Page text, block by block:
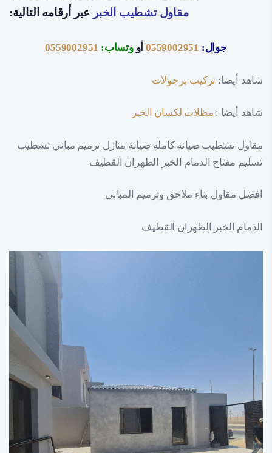
مقاول تشطيب الخبر عبر أرقامه التالية:
جوال: 0559002951 أووتساب: 0559002951
شاهد أيضا: تركيب برجولات
شاهد أيضا : مظلات لكسان الخبر
مقاول تشطيب صيانه كامله صيانة منازل ترميم مباني تشطيب
تسليم مفتاح الدمام الخبر الظهران القطيف
افضل مقاول بناء ملاحق وترميم المباني
الدمام الخبر الظهران القطيف